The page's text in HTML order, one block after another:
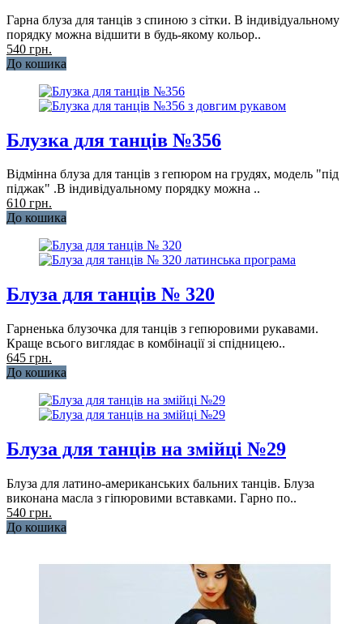
Гарна блуза для танців з спиною з сітки. В індивідуальному
порядку можна відшити в будь-якому кольор..
540 грн.
До кошика
Блузка для танців №356
Відмінна блуза для танців з гепюром на грудях, модель "під
піджак" .В індивідуальному порядку можна ..
610 грн.
До кошика
Блуза для танців № 320
Гарненька блузочка для танців з гепюровими рукавами.
Краще всього виглядає в комбінації зі спідницею..
645 грн.
До кошика
Блуза для танців на змійці №29
Блуза для латино-американських бальних танців. Блуза
виконана масла з гіпюровими вставками. Гарно по..
540 грн.
До кошика